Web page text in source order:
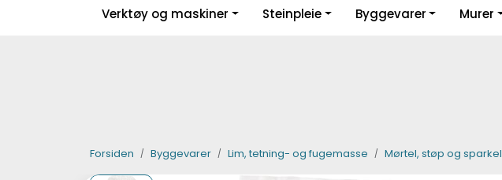
Skip to main content
Facebook | Instagram LinkedIn Guider og inspirasjon
Verktøy og maskiner Steinpleie Byggevarer Murer
Forsiden Byggevarer Lim, tetning- og fugemasse Mørtel, støp og sparkel